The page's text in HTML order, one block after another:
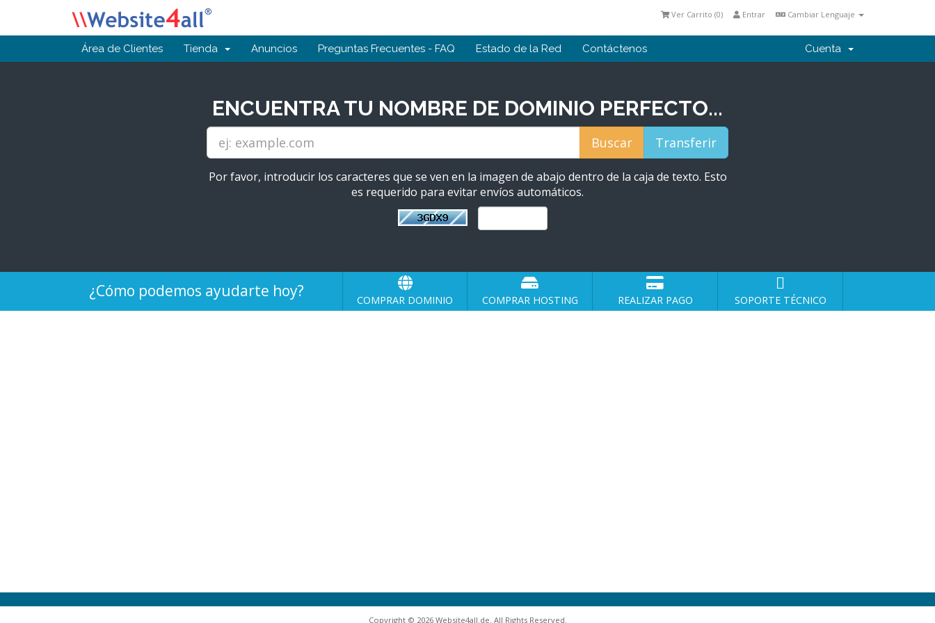
Cambiar Lenguaje
Entrar
Ver Carrito (0)
Área de Clientes Tienda Anuncios Preguntas Frecuentes - FAQ Estado de la Red Contáctenos Cuenta
ENCUENTRA TU NOMBRE DE DOMINIO PERFECTO...
Por favor, introducir los caracteres que se ven en la imagen de abajo dentro de la caja de texto. Esto
es requerido para evitar envíos automáticos.
¿Cómo podemos ayudarte hoy? COMPRAR DOMINIO COMPRAR HOSTING REALIZAR PAGO SOPORTE TÉCNICO
Copyright © 2026 Website4all.de. All Rights Reserved.